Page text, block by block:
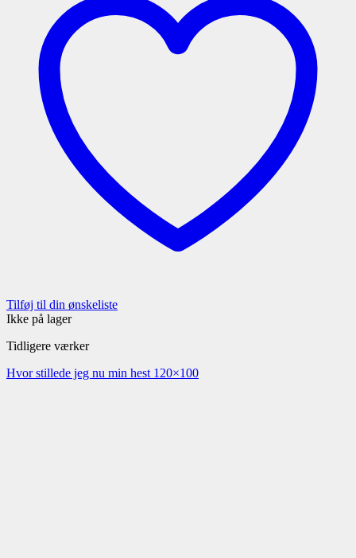
Tilføj til din ønskeliste
Ikke på lager
Tidligere værker
Hvor stillede jeg nu min hest 120×100